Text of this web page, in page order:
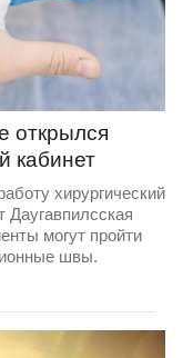
открылся
кабинет
хирургический
Даугавпилсская
могут пройти
швы.